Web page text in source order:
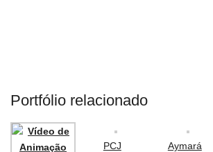
Portfólio relacionado
PCJ
Aymará